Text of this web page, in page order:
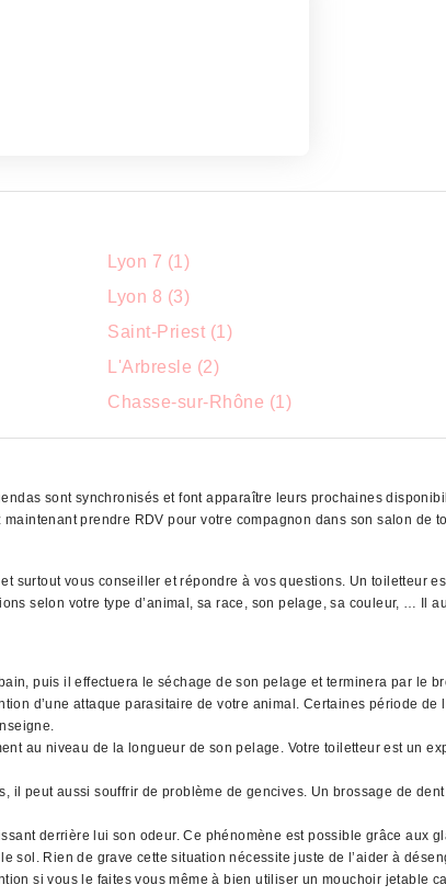
Lyon 7 (1)
Lyon 8 (3)
Saint-Priest (1)
L'Arbresle (2)
Chasse-sur-Rhône (1)
sont synchronisés et font apparaître leurs prochaines
prendre RDV pour votre compagnon dans son salon de
surtout vous conseiller et répondre à vos questions. Un toiletteur
selon votre type d’animal, sa race, son pelage, sa couleur, … Il
puis il effectuera le séchage de son pelage et terminera par le
d’une attaque parasitaire de votre animal. Certaines période de
au niveau de la longueur de son pelage. Votre toiletteur est un
peut aussi souffrir de problème de gencives. Un brossage de
derrière lui son odeur. Ce phénomène est possible grâce aux
Rien de grave cette situation nécessite juste de l’aider à
si vous le faites vous même à bien utiliser un mouchoir jetable